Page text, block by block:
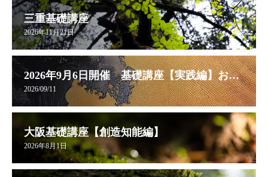
三重基礎講座
2026年11月21日
2026年9月6日開催 基礎講座【実践編】お申し込み受付中
2026/09/11
大阪基礎講座【創造知能編】
2026年8月1日